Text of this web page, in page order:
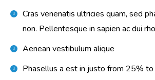
Cras venenatis ultricies quam, sed
non. Pellentesque in sapien ac dui
Aenean vestibulum alique
Phasellus a est in justo from 25%